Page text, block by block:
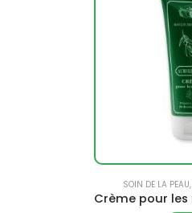
SOIN DE LA PEAU,